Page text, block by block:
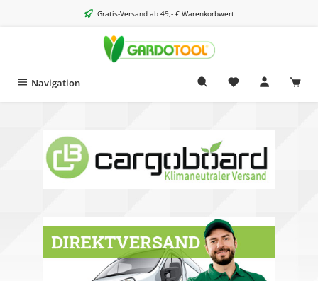
Gratis-Versand ab 49,- € Warenkorbwert
Navigation